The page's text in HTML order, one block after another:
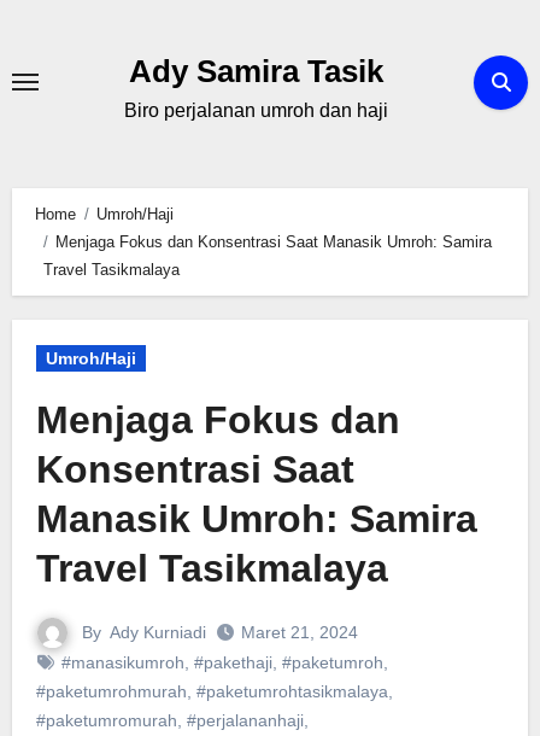
content
Ady Samira Tasik
Biro perjalanan umroh dan haji
Home
Umroh/Haji
Menjaga Fokus dan Konsentrasi Saat Manasik Umroh: Samira
Travel Tasikmalaya
Umroh/Haji
Menjaga Fokus dan
Konsentrasi Saat
Manasik Umroh: Samira
Travel Tasikmalaya
By Ady Kurniadi
Maret 21, 2024
#manasikumroh, #pakethaji, #paketumroh,
#paketumrohmurah, #paketumrohtasikmalaya,
#paketumromurah, #perjalananhaji,